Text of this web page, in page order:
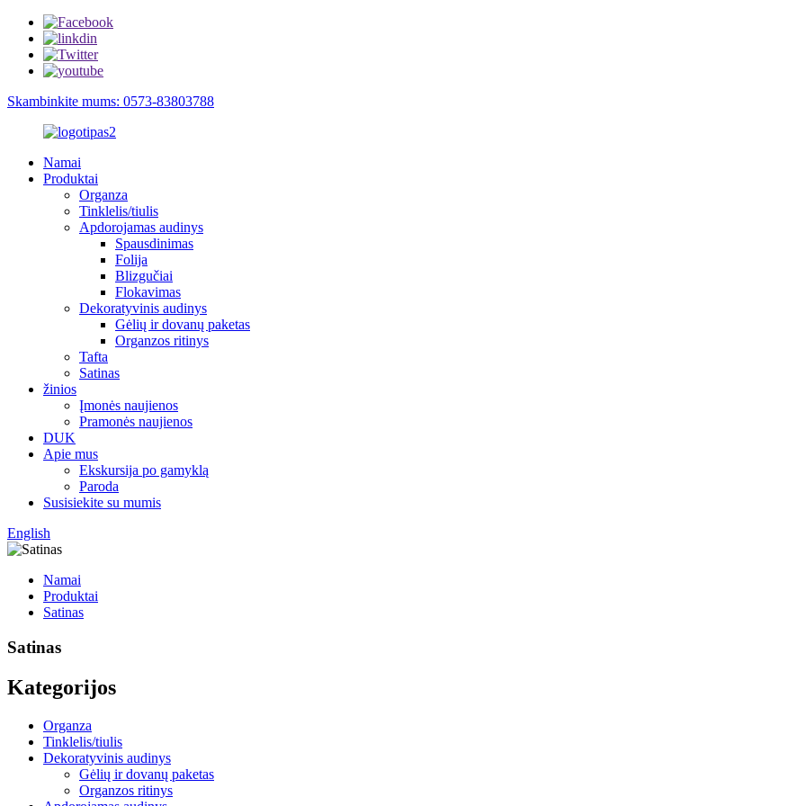
Skambinkite mums: 0573-83803788
Namai
Produktai
Organza
Tinklelis/tiulis
Apdorojamas audinys
Spausdinimas
Folija
Blizgučiai
Flokavimas
Dekoratyvinis audinys
Gėlių ir dovanų paketas
Organzos ritinys
Tafta
Satinas
žinios
Įmonės naujienos
Pramonės naujienos
DUK
Apie mus
Ekskursija po gamyklą
Paroda
Susisiekite su mumis
English
Namai
Produktai
Satinas
Satinas
Kategorijos
Organza
Tinklelis/tiulis
Dekoratyvinis audinys
Gėlių ir dovanų paketas
Organzos ritinys